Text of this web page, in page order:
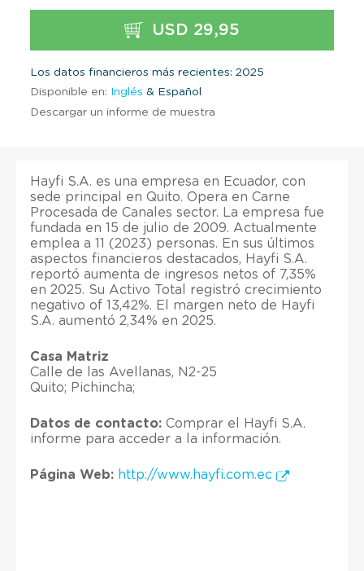
USD 29,95
Los datos financieros más recientes: 2025
Disponible en: Inglés & Español
Descargar un informe de muestra
Hayfi S.A. es una empresa en Ecuador, con
sede principal en Quito. Opera en Carne
Procesada de Canales sector. La empresa fue
fundada en 15 de julio de 2009. Actualmente
emplea a 11 (2023) personas. En sus últimos
aspectos financieros destacados, Hayfi S.A.
reportó aumenta de ingresos netos of 7,35%
en 2025. Su Activo Total registró crecimiento
negativo of 13,42%. El margen neto de Hayfi
S.A. aumentó 2,34% en 2025.
Casa Matriz
Calle de las Avellanas, N2-25
Quito; Pichincha;
Datos de contacto: Comprar el Hayfi S.A.
informe para acceder a la información.
Página Web: http://www.hayfi.com.ec